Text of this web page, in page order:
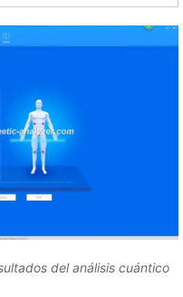
del análisis cuántico